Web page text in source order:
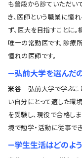
も普段から診ていただい
き、医師という職業に憧
ず、医大を目指すことに
唯一の常勤医です。診療
憧れの医師です。
―弘前大学を選んだ
米谷 弘前大学で学ぶこ
い自分にとって適した環
を受験し、現役で合格し
境で勉学・活動に従事で
―学生生活はどのよう